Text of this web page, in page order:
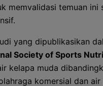
memvalidasi temuan ini
yang dipublikasikan
Society of Sports
kelapa muda
komersial dan